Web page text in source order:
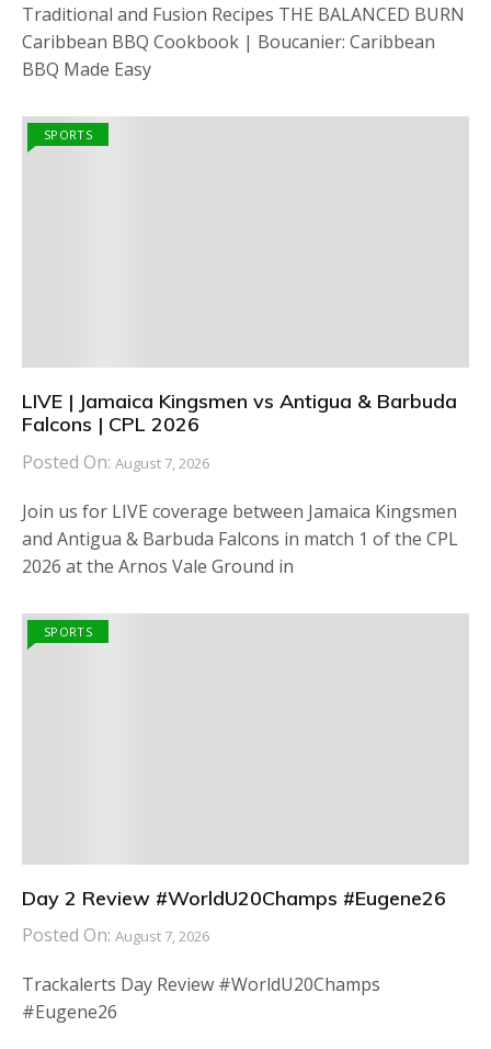
Traditional and Fusion Recipes THE BALANCED BURN
Caribbean BBQ Cookbook | Boucanier: Caribbean
BBQ Made Easy
SPORTS
LIVE | Jamaica Kingsmen vs Antigua & Barbuda
Falcons | CPL 2026
Posted On: August 7, 2026
Join us for LIVE coverage between Jamaica Kingsmen
and Antigua & Barbuda Falcons in match 1 of the CPL
2026 at the Arnos Vale Ground in
SPORTS
Day 2 Review #WorldU20Champs #Eugene26
Posted On: August 7, 2026
Trackalerts Day Review #WorldU20Champs
#Eugene26